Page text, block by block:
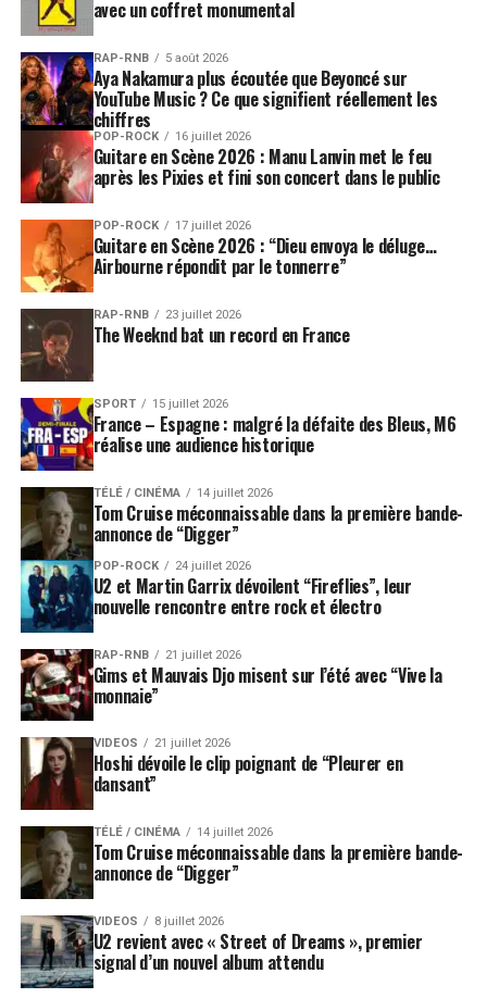
avec un coffret monumental
RAP-RNB 5 août 2026
Aya Nakamura plus écoutée que Beyoncé sur
YouTube Music ? Ce que signifient réellement les
chiffres
POP-ROCK 16 juillet 2026
Guitare en Scène 2026 : Manu Lanvin met le feu
après les Pixies et fini son concert dans le public
POP-ROCK 17 juillet 2026
Guitare en Scène 2026 : “Dieu envoya le déluge…
Airbourne répondit par le tonnerre”
RAP-RNB 23 juillet 2026
The Weeknd bat un record en France
SPORT 15 juillet 2026
France – Espagne : malgré la défaite des Bleus, M6
réalise une audience historique
TÉLÉ / CINÉMA 14 juillet 2026
Tom Cruise méconnaissable dans la première bande-
annonce de “Digger”
POP-ROCK 24 juillet 2026
U2 et Martin Garrix dévoilent “Fireflies”, leur
nouvelle rencontre entre rock et électro
RAP-RNB 21 juillet 2026
Gims et Mauvais Djo misent sur l’été avec “Vive la
monnaie”
VIDEOS 21 juillet 2026
Hoshi dévoile le clip poignant de “Pleurer en
dansant”
TÉLÉ / CINÉMA 14 juillet 2026
Tom Cruise méconnaissable dans la première bande-
annonce de “Digger”
VIDEOS 8 juillet 2026
U2 revient avec « Street of Dreams », premier
signal d’un nouvel album attendu